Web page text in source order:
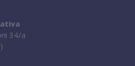
34/a